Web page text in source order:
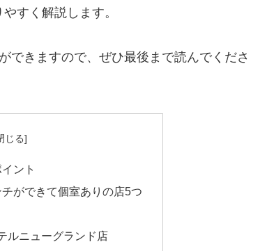
すく解説します。
できますので、ぜひ最後まで読んでくださ
ント
ができて個室ありの店5つ
ルニューグランド店